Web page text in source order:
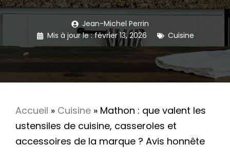
Jean-Michel Perrin
Mis à jour le :février 13, 2026 Cuisine
Accueil » Cuisine » Mathon : que valent les
ustensiles de cuisine, casseroles et
accessoires de la marque ? Avis honnête